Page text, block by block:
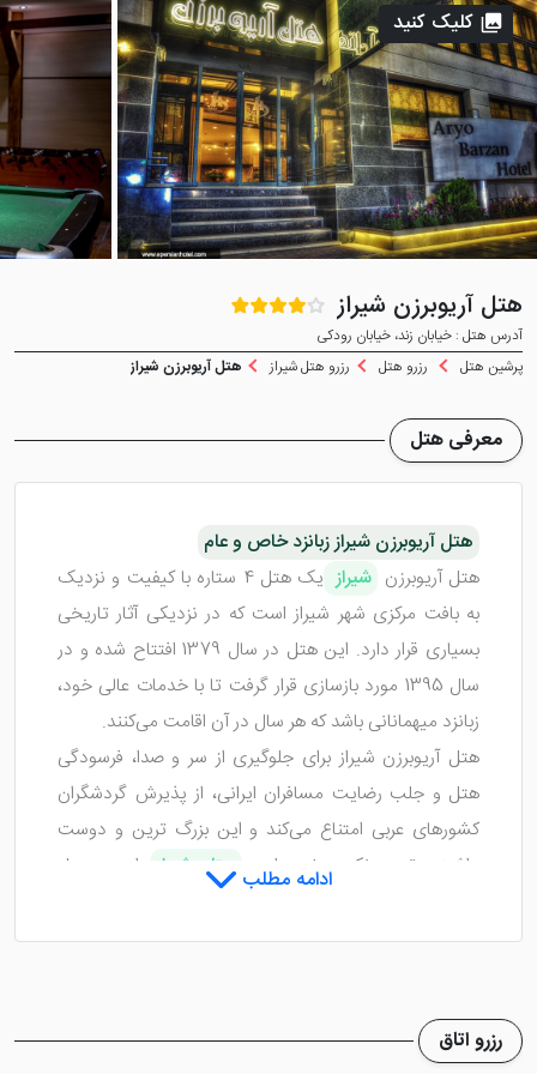
هتل آریوبرزن شیراز
آدرس هتل : خيابان زند، خيابان رودكی
پرشین هتل
رزرو هتل رزرو هتل شیراز هتل آریوبرزن شیراز
کلیک کنید
معرفی هتل
هتل آریوبرزن شیراز زبانزد خاص و عام
هتل آریوبرزن شیراز
یک هتل 4 ستاره با کیفیت و نزدیک
به بافت مرکزی شهر شیراز است که در نزدیکی آثار تاریخی
بسیاری قرار دارد. این هتل در سال 1379 افتتاح شده و در
سال 1395 مورد بازسازی قرار گرفت تا با خدمات عالی خود،
زبانزد میهمانانی باشد که هر سال در آن اقامت می‌کنند.
هتل آریوبرزن شیراز برای جلوگیری از سر و صدا، فرسودگی
هتل و جلب رضایت مسافران ایرانی، از پذیرش گردشگران
کشورهای عربی امتناع می‌کند و این بزرگ ترین و دوست
داشتنی ترین نکته مثبت این
هتل شیراز
است. هتل
هتل 4 ستاره آریوبرزن شیراز در کجا قرار دارد؟
قرار گرفته است. همجواری این هتل شیراز با باغ دلگشا باعث
ادامه مطلب
رزرو اتاق